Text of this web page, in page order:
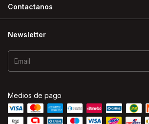
Contactanos
Newsletter
Medios de pago